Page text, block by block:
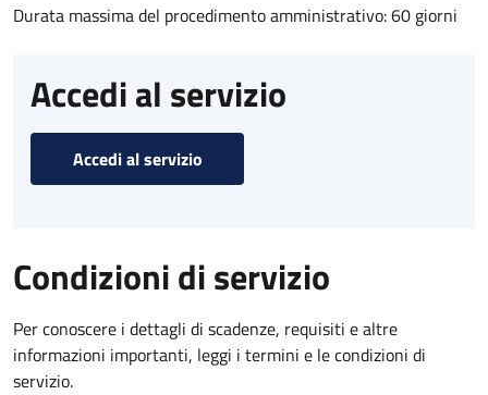
Durata massima del procedimento amministrativo: 60 giorni
Accedi al servizio
Accedi al servizio
Condizioni di servizio
Per conoscere i dettagli di scadenze, requisiti e altre
informazioni importanti, leggi i termini e le condizioni di
servizio.